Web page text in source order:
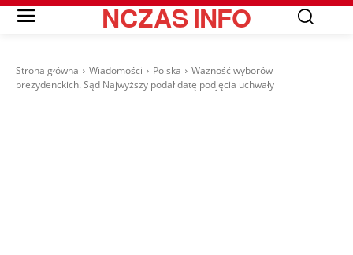
NCZASINFO
Strona główna Wiadomości Polska
Ważność wyborów
prezydenckich. Sąd Najwyższy podał datę podjęcia uchwały